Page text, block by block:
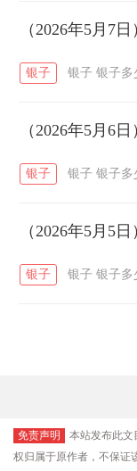
六福 / 金至尊
（2026年5月7
银子 银子 银子多
（2026年5月6
银子 银子 银子多
（2026年5月5
银子 银子 银子多
免责声明
本站发布此文
权归属于原作者，不保证